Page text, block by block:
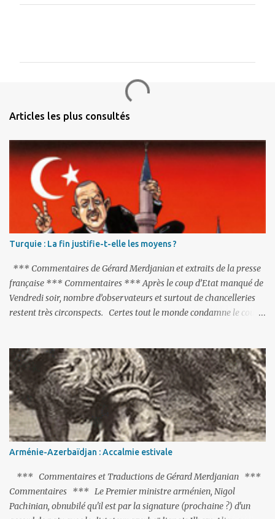
n
i
Articles les plus consultés
Turquie : La fin justifie-t-elle les moyens ?
*** Commentaires de Gérard Merdjanian et extraits de la presse
française *** Commentaires *** Après le coup d’Etat manqué de
Vendredi soir, nombre d’observateurs et surtout de chancelleries
restent très circonspects. Certes tout le monde condamne le coup
actions menées par le président Erdoğan, et pour certains sur la
réalisation du putsch lui-même.
Arménie-Azerbaïdjan : Accalmie estivale
*** Commentaires et Traductions de Gérard Merdjanian ***
Commentaires *** Le Premier ministre arménien, Nigol
Pachinian, obnubilé qu'il est par la signature (prochaine ?) d'un